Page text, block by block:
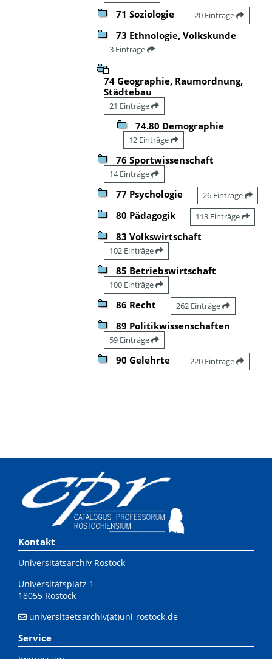
71 Soziologie 20 Einträge
73 Ethnologie, Volkskunde
3 Einträge
74 Geographie, Raumordnung,
Städtebau
21 Einträge
74.80 Demographie
12 Einträge
76 Sportwissenschaft
14 Einträge
77 Psychologie 26 Einträge
80 Pädagogik 113 Einträge
83 Volkswirtschaft
102 Einträge
85 Betriebswirtschaft
100 Einträge
86 Recht 262 Einträge
89 Politikwissenschaften
59 Einträge
90 Gelehrte 220 Einträge
Kontakt
Universitätsarchiv Rostock
Universitätsplatz 1
18055 Rostock
universitaetsarchiv(at)uni-rostock.de
Service